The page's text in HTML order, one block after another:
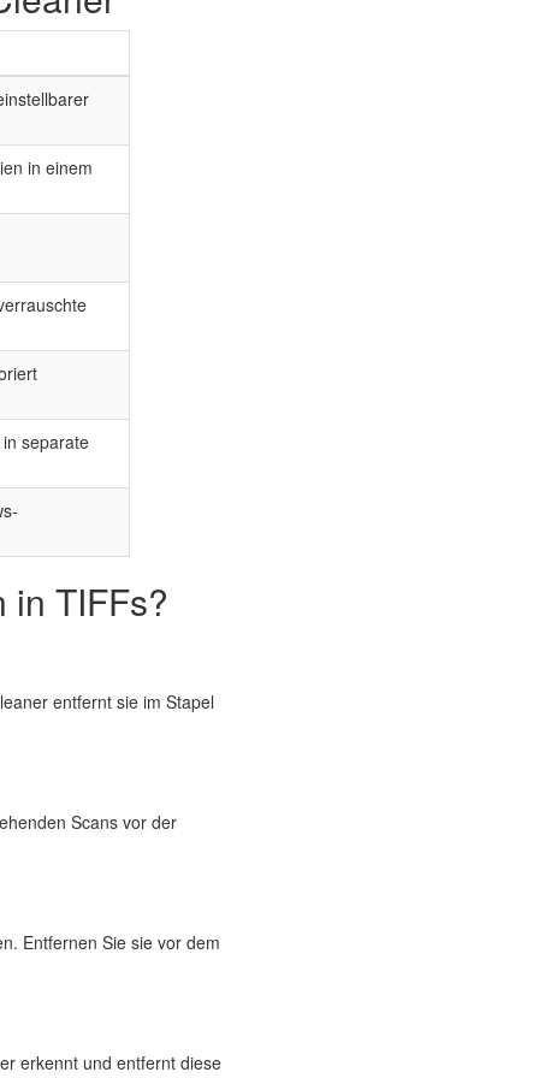
in einem
separate
in TIFFs?
entfernt sie im Stapel
Scans vor der
Entfernen Sie sie vor dem
erkennt und entfernt diese